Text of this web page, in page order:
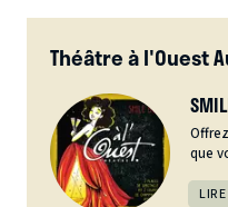
Théâtre à l'Ouest
que